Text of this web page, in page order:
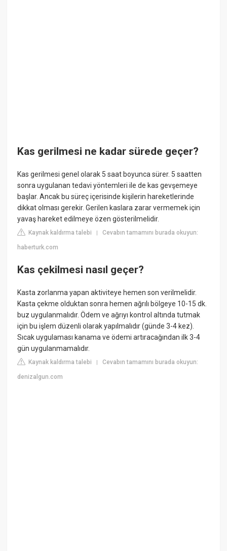
Kas gerilmesi ne kadar sürede geçer?
Kas gerilmesi genel olarak 5 saat boyunca sürer. 5 saatten
sonra uygulanan tedavi yöntemleri ile de kas gevşemeye
başlar. Ancak bu süreç içerisinde kişilerin hareketlerinde
dikkat olması gerekir. Gerilen kaslara zarar vermemek için
yavaş hareket edilmeye özen gösterilmelidir.
Kaynak kaldırma talebi |Cevabın tamamını burada okuyun:
haberturk.com
Kas çekilmesi nasıl geçer?
Kasta zorlanma yapan aktiviteye hemen son verilmelidir.
Kasta çekme olduktan sonra hemen ağrılı bölgeye 10-15 dk.
buz uygulanmalıdır. Ödem ve ağrıyı kontrol altında tutmak
için bu işlem düzenli olarak yapılmalıdır (günde 3-4 kez).
Sıcak uygulaması kanama ve ödemi artıracağından ilk 3-4
gün uygulanmamalıdır.
Kaynak kaldırma talebi |Cevabın tamamını burada okuyun:
denizalgun.com